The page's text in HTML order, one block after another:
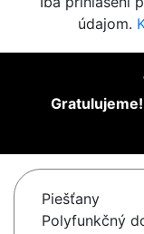
údajom.
Gratulujeme!
Piešťany
Polyfunkčný